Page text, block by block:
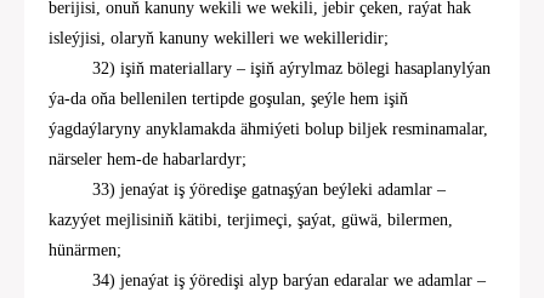
berijisi, onuň kanuny wekili we wekili, jebir çeken, raýat hak
isleýjisi, olaryň kanuny wekilleri we wekilleridir;
32) işiň materiallary – işiň aýrylmaz bölegi hasaplanylýan
ýa-da oňa bellenilen tertipde goşulan, şeýle hem işiň
ýagdaýlaryny anyklamakda ähmiýeti bolup biljek resminamalar,
närseler hem-de habarlardyr;
33) jenaýat iş ýöredişe gatnaşýan beýleki adamlar –
kazyýet mejlisiniň kätibi, terjimeçi, şaýat, güwä, bilermen,
hünärmen;
34) jenaýat iş ýöredişi alyp barýan edaralar we adamlar –